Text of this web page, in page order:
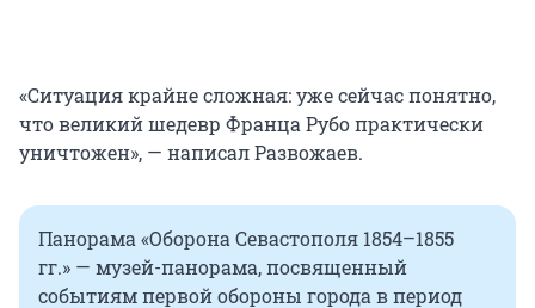
«Ситуация крайне сложная: уже сейчас понятно,
что великий шедевр Франца Рубо практически
уничтожен», — написал Развожаев.
Панорама «Оборона Севастополя 1854–1855
гг.» — музей-панорама, посвященный
событиям первой обороны города в период